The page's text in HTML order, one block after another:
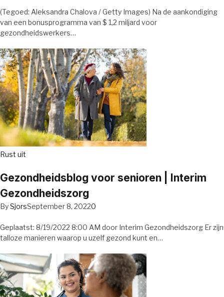
(Tegoed: Aleksandra Chalova / Getty Images) Na de aankondiging
van een bonusprogramma van $ 1,2 miljard voor
gezondheidswerkers…
Rust uit
Gezondheidsblog voor senioren | Interim
Gezondheidszorg
BySjorsSeptember 8, 20220
Geplaatst: 8/19/2022 8:00 AM door Interim Gezondheidszorg Er zijn
talloze manieren waarop u uzelf gezond kunt en…